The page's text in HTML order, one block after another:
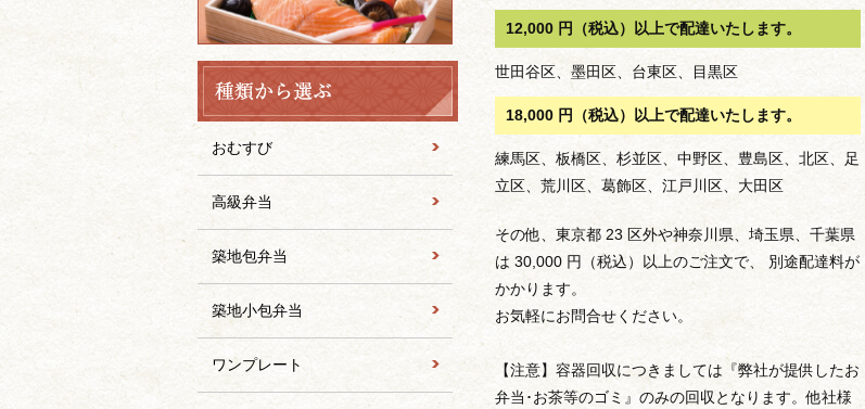
12,000 円（税込）以上で配達いたします。
世田谷区、墨田区、台東区、目黒区
18,000 円（税込）以上で配達いたします。
練馬区、板橋区、杉並区、中野区、豊島区、北区、足
立区、荒川区、葛飾区、江戸川区、大田区
その他、東京都 23 区外や神奈川県、埼玉県、千葉県
は 30,000 円（税込）以上のご注文で、 別途配達料が
かかります。
お気軽にお問合せください。
【注意】容器回収につきましては『弊社が提供したお
弁当･お茶等のゴミ』のみの回収となります。他社様
種類から選ぶ
おむすび
高級弁当
築地包弁当
築地小包弁当
ワンプレート